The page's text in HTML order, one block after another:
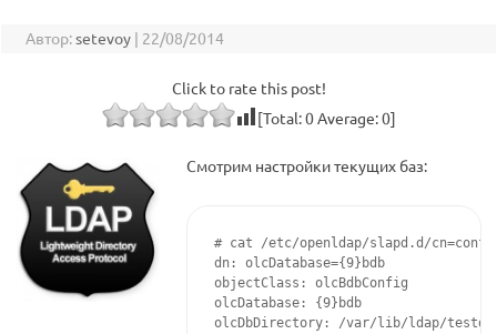
Автор:setevoy | 22/08/2014
Click to rate this post!
[Total:0Average:0]
Смотрим настройки текущих баз:
# cat /etc/openldap/slapd.d/
dn: olcDatabase={9}bdb
objectClass: olcBdbConfig
olcDatabase: {9}bdb
olcDbDirectory: /var/lib/ldap/testdb